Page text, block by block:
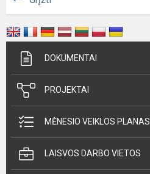
DOKUMENTAI
PROJEKTAI
MĖNESIO VEIKLOS PLANAS
LAISVOS DARBO VIETOS